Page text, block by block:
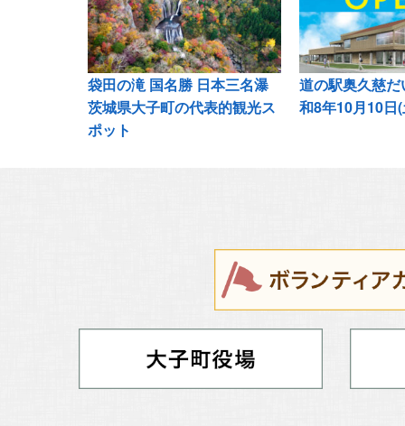
袋田の滝 国名勝 日本三名瀑
茨城県大子町の代表的観光ス
ポット
道の駅奥久慈
和8年10月10日